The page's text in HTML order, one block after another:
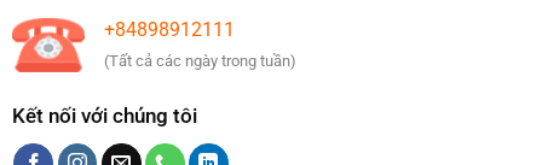
+84898912111
(Tất cả các ngày trong tuần)
Kết nối với chúng tôi